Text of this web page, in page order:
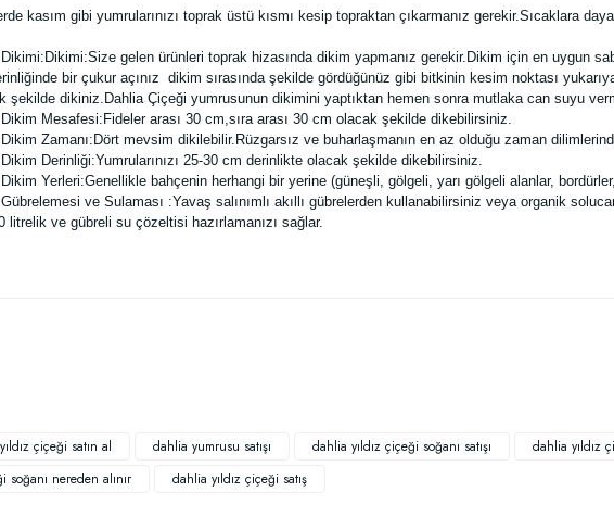
kasım gibi yumrularınızı toprak üstü kısmı kesip topraktan çıkarmanız gerekir.Sıcaklara
Dikimi:Size gelen ürünleri toprak hizasında dikim yapmanız gerekir.Dikim için en uygun
bir çukur açınız dikim sırasında şekilde gördüğünüz gibi bitkinin kesim noktası
şekilde dikiniz.Dahlia Çiçeği yumrusunun dikimini yaptıktan hemen sonra mutlaka can suyu
Mesafesi:Fideler arası 30 cm,sıra arası 30 cm olacak şekilde dikebilirsiniz.
Zamanı:Dört mevsim dikilebilir.Rüzgarsız ve buharlaşmanın en az olduğu zaman
Derinliği:Yumrularınızı 25-30 cm derinlikte olacak şekilde dikebilirsiniz.
Yerleri:Genellikle bahçenin herhangi bir yerine (güneşli, gölgeli, yarı gölgeli alanlar,
ve Sulaması :Yavaş salınımlı akıllı gübrelerden kullanabilirsiniz veya organik
litrelik ve gübreli su çözeltisi hazırlamanızı sağlar.
yıldız çiçeği satın al dahlia yumrusu satışı dahlia yıldız çiçeği soğanı satışı dahlia yıldız
soğanı nereden alınır dahlia yıldız çiçeği satış